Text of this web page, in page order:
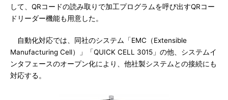
して、QRコードの読み取りで加工プログラムを呼び出すQRコー
ドリーダー機能も用意した。
自動化対応では、同社のシステム「EMC（Extensible
Manufacturing Cell）」「QUICK CELL 3015」の他、システムイ
ンタフェースのオープン化により、他社製システムとの接続にも
対応する。